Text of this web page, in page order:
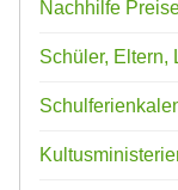
Nachhilfe
Schüler, Eltern,